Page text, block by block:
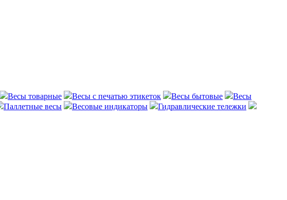
Весы товарные Весы с печатью этикеток Весы бытовые
Весы
Паллетные весы Весовые индикаторы
Гидравлические тележки